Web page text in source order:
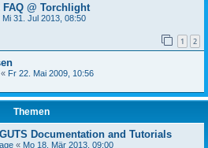
@ Torchlight
Mi 31. Jul 2013, 08:50
1 2
« Fr 22. Mai 2009, 10:56
Themen
Documentation and Tutorials
« Mo 18. Mär 2013, 09:00